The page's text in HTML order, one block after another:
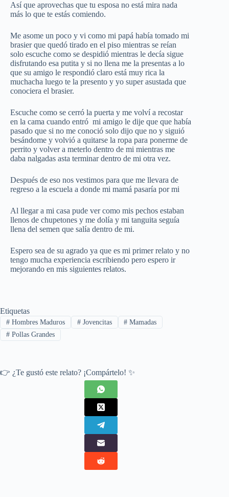
Así que aprovechas que tu esposa no está mira nada
más lo que te estás comiendo.
Me asome un poco y vi como mi papá había tomado mi
brasier que quedó tirado en el piso mientras se reían
solo escuche como se despidió mientras le decía sigue
disfrutando esa putita y si no llena me la presentas a lo
que su amigo le respondió claro está muy rica la
muchacha luego te la presento y yo super asustada que
conociera el brasier.
Escuche como se cerró la puerta y me volví a recostar
en la cama cuando entró mi amigo le dije que que había
pasado que si no me conoció solo dijo que no y siguió
besándome y volvió a quitarse la ropa para ponerme de
perrito y volver a meterlo dentro de mi mientras me
daba nalgadas asta terminar dentro de mi otra vez.
Después de eso nos vestimos para que me llevara de
regreso a la escuela a donde mi mamá pasaría por mi
Al llegar a mi casa pude ver como mis pechos estaban
llenos de chupetones y me dolía y mi tanguita seguía
llena del semen que salía dentro de mi.
Espero sea de su agrado ya que es mi primer relato y no
tengo mucha experiencia escribiendo pero espero ir
mejorando en mis siguientes relatos.
Etiquetas
#Hombres Maduros #Jovencitas # Mamadas
#Pollas Grandes
👉 ¿Te gustó este relato? ¡Compártelo! ✨